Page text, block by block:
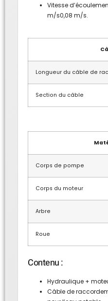
Vitesse
m/s0,08 m/s.
Longueur du câble de
Section du câble
Corps de pompe
Corps du moteur
Arbre
Roue
Contenu :
Hydraulique +
Câble de